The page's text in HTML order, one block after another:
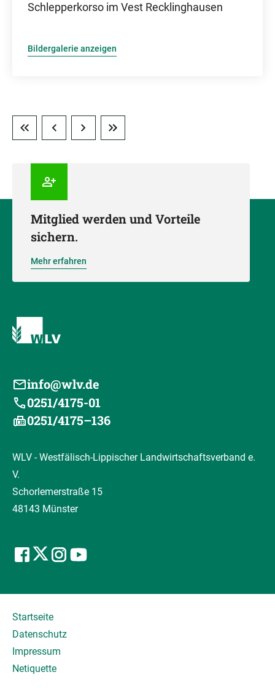
Schlepperkorso im Vest Recklinghausen
Bildergalerie anzeigen
Mitglied werden und Vorteile
sichern.
Mehr erfahren
info@wlv.de
0251/4175-01
0251/4175–136
WLV - Westfälisch-Lippischer Landwirtschaftsverband e.
V.
Schorlemerstraße 15
48143 Münster
Startseite
Datenschutz
Impressum
Netiquette